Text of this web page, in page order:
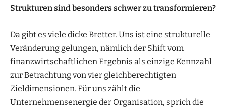
Strukturen sind besonders schwer zu transformieren?
Da gibt es viele dicke Bretter. Uns ist eine strukturelle
Veränderung gelungen, nämlich der Shift vom
finanzwirtschaftlichen Ergebnis als einzige Kennzahl
zur Betrachtung von vier gleichberechtigten
Zieldimensionen. Für uns zählt die
Unternehmensenergie der Organisation, sprich die